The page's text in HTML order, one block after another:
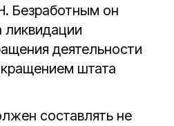
Безработным он
ликвидации
деятельности
штата
составлять не